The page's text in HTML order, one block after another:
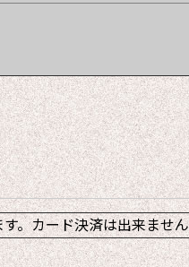
ついて】
。カード決済は出来ませ